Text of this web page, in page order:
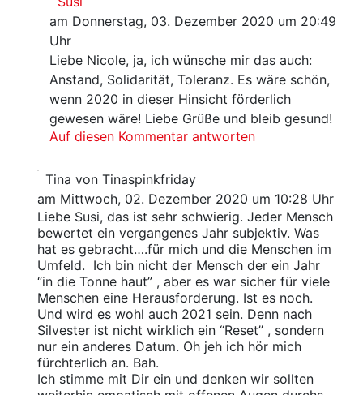
am Donnerstag, 03. Dezember 2020 um 20:49
Uhr
Liebe Nicole, ja, ich wünsche mir das auch:
Anstand, Solidarität, Toleranz. Es wäre schön,
wenn 2020 in dieser Hinsicht förderlich
gewesen wäre! Liebe Grüße und bleib gesund!
Auf diesen Kommentar antworten
Tina von Tinaspinkfriday
am Mittwoch, 02. Dezember 2020 um 10:28 Uhr
Liebe Susi, das ist sehr schwierig. Jeder Mensch
bewertet ein vergangenes Jahr subjektiv. Was
hat es gebracht….für mich und die Menschen im
Umfeld. Ich bin nicht der Mensch der ein Jahr
“in die Tonne haut” , aber es war sicher für viele
Menschen eine Herausforderung. Ist es noch.
Und wird es wohl auch 2021 sein. Denn nach
Silvester ist nicht wirklich ein “Reset” , sondern
nur ein anderes Datum. Oh jeh ich hör mich
fürchterlich an. Bah.
Ich stimme mit Dir ein und denken wir sollten